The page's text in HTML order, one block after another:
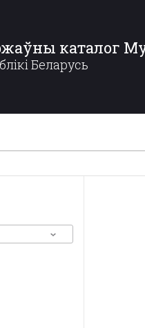
каталог
Беларусь